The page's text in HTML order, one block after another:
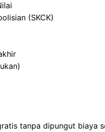
(SKCK)
tanpa dipungut biaya